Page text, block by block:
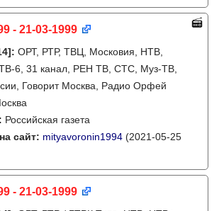
- 21-03-1999
: ОРТ, РТР, ТВЦ, Московия, НТВ,
ТВ-6, 31 канал, РЕН ТВ, СТС, Муз-ТВ,
Говорит Москва, Радио Орфей
Российская газета
сайт: mityavoronin1994 (2021-05-25
- 21-03-1999